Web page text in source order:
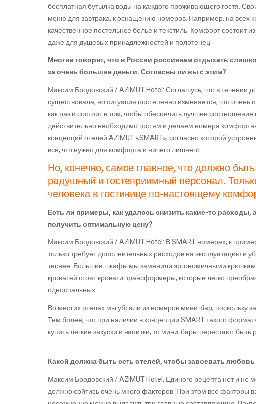
бесплатная бутылка воды на каждого проживающего гостя.
меню для завтрака, к оснащению номеров. Например, на всех
качественное постельное белье и текстиль. Комфорт состоит
даже для душевых принадлежностей и полотенец.
Многие говорят, что в России россиянам отдыхать
за очень большие деньги. Согласны ли вы с этим?
Максим Бродовский / AZIMUT Hotel: Соглашусь, что в течении
существовала, но ситуация постепенно изменяется, что очень
как раз и состоит в том, чтобы обеспечить лучшее
действительно необходимо гостям и делаем номера
концепций отелей AZIMUT «SMART», согласно которой
всё, что нужно для комфорта и ничего лишнего.
Но, конечно, самое главное, что должно
радушный и гостеприимный персонал.
человека в гостинице по-настоящему
Есть ли примеры, как удалось снизить какие-то расходы,
получить оптимальную цену?
Максим Бродовский / AZIMUT Hotel: В SMART номерах, к
только требует дополнительных расходов на эксплуатацию и
теснее. Большие шкафы мы заменили эргономичными
кроватей стоят кровати-трансформеры, которые легко
односпальных.
Во многих отелях мы убрали из номеров мини-бар, поскольку
Тем более, что при наличии в концепции SMART такого
купить легкие закуски и напитки, то мини-бары перестают
Какой должна быть сеть отелей, чтобы завоевать
Максим Бродовский / AZIMUT Hotel: Единого рецепта нет и не
должно сойтись очень много факторов. При этом все факторы